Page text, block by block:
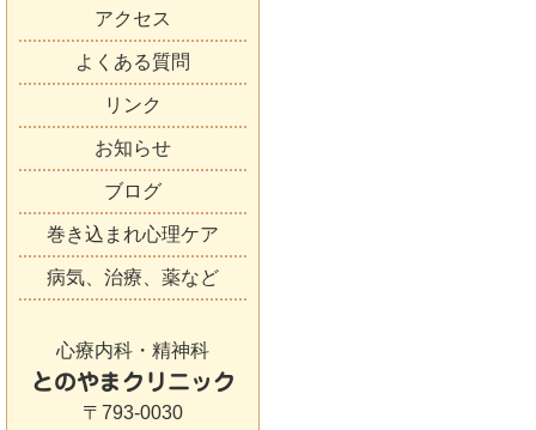
アクセス
よくある質問
リンク
お知らせ
ブログ
巻き込まれ心理ケア
病気、治療、薬など
心療内科・精神科
とのやまクリニック
〒793-0030